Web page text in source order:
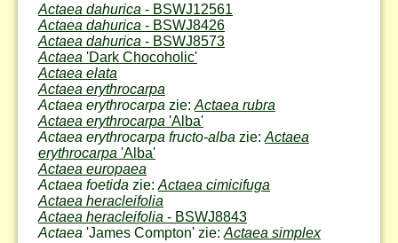
Actaea dahurica - BSWJ12561
Actaea dahurica - BSWJ8426
Actaea dahurica - BSWJ8573
Actaea 'Dark Chocoholic'
Actaea elata
Actaea erythrocarpa
Actaea erythrocarpa zie: Actaea rubra
Actaea erythrocarpa 'Alba'
Actaea erythrocarpa fructo-alba zie: Actaea
erythrocarpa 'Alba'
Actaea europaea
Actaea foetida zie: Actaea cimicifuga
Actaea heracleifolia
Actaea heracleifolia - BSWJ8843
Actaea 'James Compton' zie: Actaea simplex